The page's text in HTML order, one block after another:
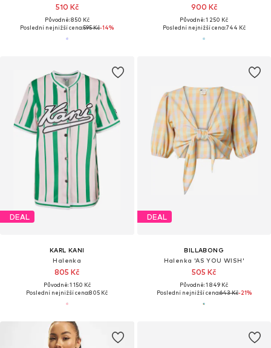
510 Kč
Původně: 850 Kč
Poslední nejnižší cena:595 Kč-14%
900 Kč
Původně: 1 250 Kč
Poslední nejnižší cena:744 Kč
DEAL
KARL KANI
Halenka
805 Kč
Původně: 1 150 Kč
Poslední nejnižší cena:805 Kč
DEAL
BILLABONG
Halenka 'AS YOU WISH'
505 Kč
Původně: 1 849 Kč
Poslední nejnižší cena:643 Kč-21%